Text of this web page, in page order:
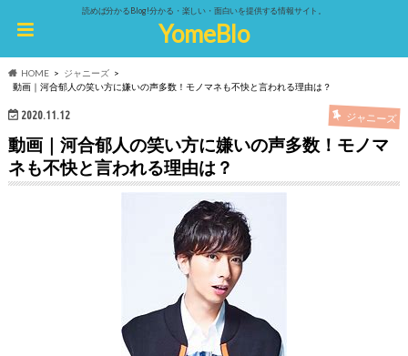
読めば分かるBlog!分かる・楽しい・面白いを提供する情報サイト。
YomeBlo
HOME
ジャニーズ
動画｜河合郁人の笑い方に嫌いの声多数！モノマネも不快と言われる理由は？
2020.11.12 ジャニーズ
動画｜河合郁人の笑い方に嫌いの声多数！モノマ
ネも不快と言われる理由は？